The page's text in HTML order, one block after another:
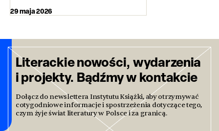
29 maja 2026
Literackie nowości, wydarzenia
i projekty. Bądźmy w kontakcie
Dołącz do newslettera Instytutu Książki, aby otrzymywać
cotygodniowe informacje i spostrzeżenia dotyczące tego,
czym żyje świat literatury w Polsce i za granicą.